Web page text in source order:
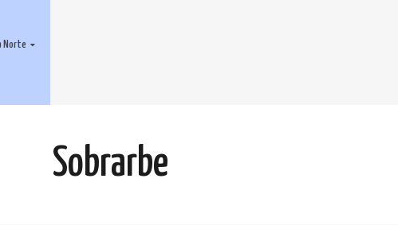
Norte
Sobrarbe